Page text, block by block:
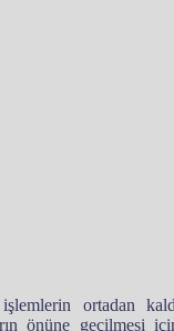
ortadan
önüne geçilmesi